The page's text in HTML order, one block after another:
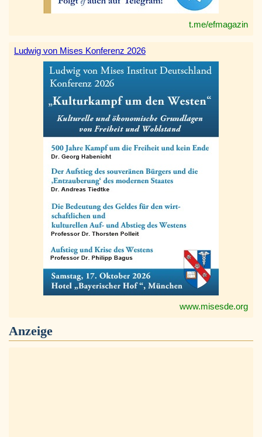
t.me/efmagazin
Ludwig von Mises Konferenz 2026
www.misesde.org
Anzeige